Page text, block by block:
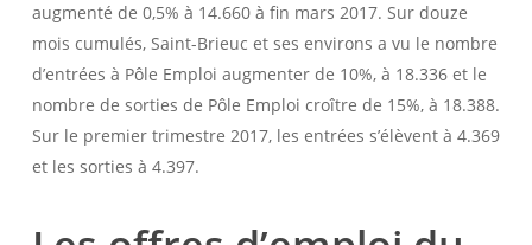
augmenté de 0,5% à 14.660 à fin mars 2017. Sur douze
mois cumulés, Saint-Brieuc et ses environs a vu le nombre
d’entrées à Pôle Emploi augmenter de 10%, à 18.336 et le
nombre de sorties de Pôle Emploi croître de 15%, à 18.388.
Sur le premier trimestre 2017, les entrées s’élèvent à 4.369
et les sorties à 4.397.